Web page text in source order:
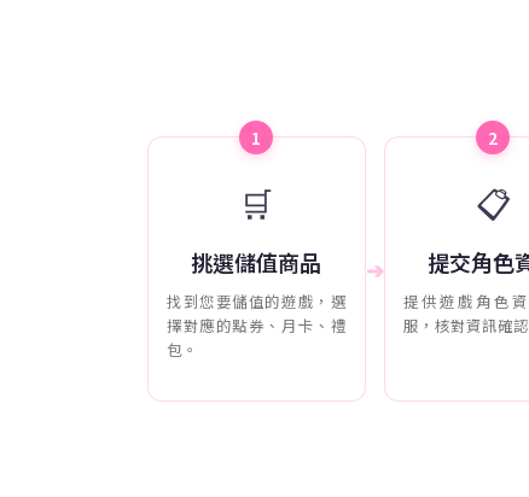
1
🛒
挑選儲值商品
找到您要儲值的遊戲，選
擇對應的點券、月卡、禮
包。
➔
2
📋
提交角色
提供遊戲角色
服，核對資訊確